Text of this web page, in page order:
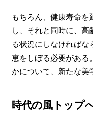
もちろん、健康寿命
し、それと同時に、
る状況にしなければな
恵をしぼる必要がある
かについて、新たな美
時代の風トップ